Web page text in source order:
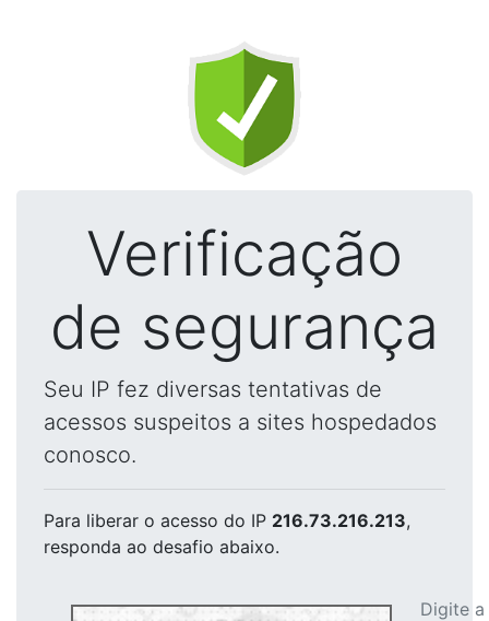
Verificação
de segurança
Seu IP fez diversas tentativas de
acessos suspeitos a sites hospedados
conosco.
Para liberar o acesso do IP 216.73.216.213,
responda ao desafio abaixo.
Digite